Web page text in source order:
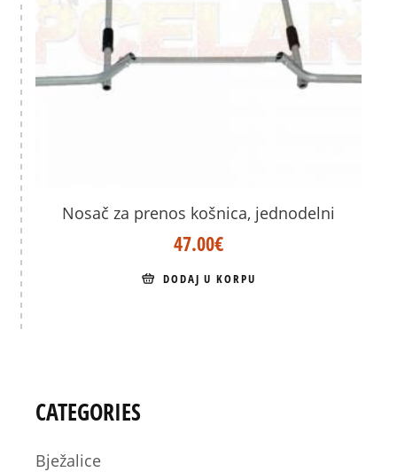
Nosač za prenos košnica, jednodelni
47.00€
DODAJ U KORPU
CATEGORIES
Bježalice